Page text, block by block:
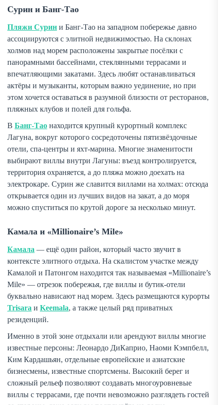
Сурин и Банг-Тао
Пляжи Сурин и Банг-Тао на западном побережье давно
ассоциируются с элитной недвижимостью. На склонах
холмов над морем расположены закрытые посёлки с
панорамными бассейнами, стеклянными террасами и
впечатляющими закатами. Здесь любят останавливаться
актёры и музыканты, которым важно уединение, но при
этом хочется оставаться в разумной близости от ресторанов,
пляжных клубов и полей для гольфа.
В Банг-Тао находится крупный курортный комплекс
Лагуна, вокруг которого сосредоточены пятизвёздочные
отели, спа-центры и яхт-марина. Многие знаменитости
выбирают виллы внутри Лагуны: въезд контролируется,
территория охраняется, а до пляжа можно доехать на
электрокаре. Сурин же славится виллами на холмах: отсюда
открывается один из лучших видов на закат, а до моря
можно спуститься по крутой дороге за несколько минут.
Камала и «Millionaire’s Mile»
Камала — ещё один район, который часто звучит в
контексте элитного отдыха. На скалистом участке между
Камалой и Патонгом находится так называемая «Millionaire’s
Mile» — отрезок побережья, где виллы и бутик-отели
буквально нависают над морем. Здесь размещаются курорты
Trisara и Keemala, а также целый ряд приватных
резиденций.
Именно в этой зоне отдыхали или арендуют виллы многие
известные персоны: Леонардо ДиКаприо, Наоми Кэмпбелл,
Ким Кардашьян, отдельные европейские и азиатские
бизнесмены, известные спортсмены. Высокий берег и
сложный рельеф позволяют создавать многоуровневые
виллы с террасами, где почти невозможно разглядеть гостей